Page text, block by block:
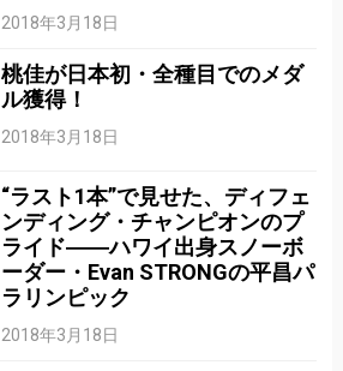
2018年3月18日
桃佳が日本初・全種目でのメダ
ル獲得！
2018年3月18日
“ラスト1本”で見せた、ディフェ
ンディング・チャンピオンのプ
ライド――ハワイ出身スノーボ
ーダー・Evan STRONGの平昌パ
ラリンピック
2018年3月18日